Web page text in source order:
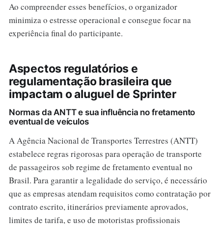
Ao compreender esses benefícios, o organizador
minimiza o estresse operacional e consegue focar na
experiência final do participante.
Aspectos regulatórios e
regulamentação brasileira que
impactam o aluguel de Sprinter
Normas da ANTT e sua influência no fretamento
eventual de veículos
A Agência Nacional de Transportes Terrestres (ANTT)
estabelece regras rigorosas para operação de transporte
de passageiros sob regime de fretamento eventual no
Brasil. Para garantir a legalidade do serviço, é necessário
que as empresas atendam requisitos como contratação por
contrato escrito, itinerários previamente aprovados,
limites de tarifa, e uso de motoristas profissionais